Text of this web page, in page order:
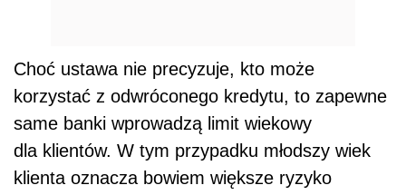
Choć ustawa nie precyzuje, kto może
korzystać z odwróconego kredytu, to zapewne
same banki wprowadzą limit wiekowy
dla klientów. W tym przypadku młodszy wiek
klienta oznacza bowiem większe ryzyko